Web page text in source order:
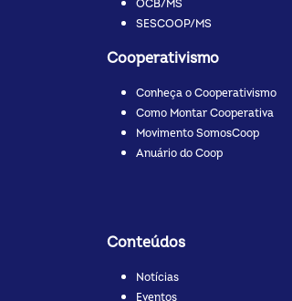
OCB/MS
SESCOOP/MS
Cooperativismo
Conheça o Cooperativismo
Como Montar Cooperativa
Movimento SomosCoop
Anuário do Coop
Conteúdos
Notícias
Eventos